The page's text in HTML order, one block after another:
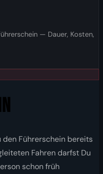
— Dauer, Kosten,
Führerschein bereits
Fahren darfst Du
schon früh